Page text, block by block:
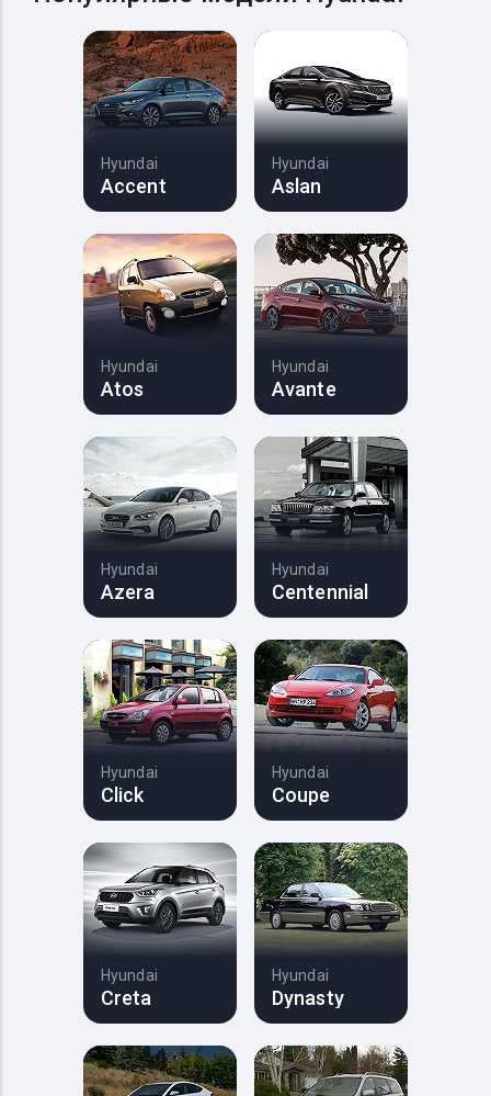
Hyundai
Accent
Hyundai
Aslan
Hyundai
Atos
Hyundai
Avante
Hyundai
Azera
Hyundai
Centennial
Hyundai
Click
Hyundai
Coupe
Hyundai
Creta
Hyundai
Dynasty